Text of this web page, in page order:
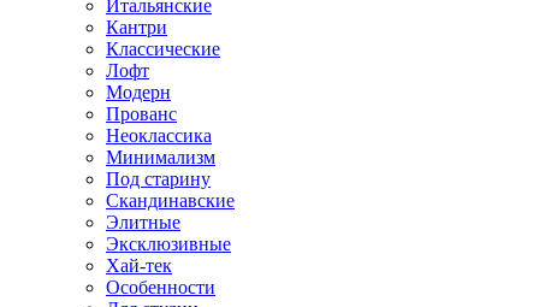
Итальянские
Кантри
Классические
Лофт
Модерн
Прованс
Неоклассика
Минимализм
Под старину
Скандинавские
Элитные
Эксклюзивные
Хай-тек
Особенности